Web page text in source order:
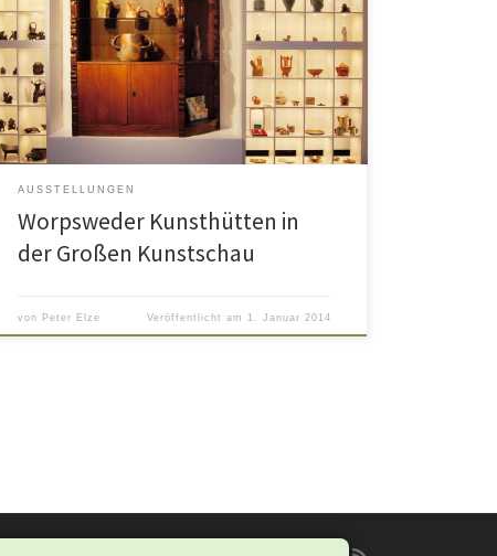
aus den von Bernhard Hoetger 1923 gegründeten
Worpsweder Kunsthütten großen Raum ein. Die
Begründung liegt auf der Hand: Bis zur Übersiedlung
der Werkstätten für diverse Kunsthandwerker 1927
nach Bremen in die Böttcherstraße (Werkstatt „Sieben
Faulen“) entstanden hier […]
AUSSTELLUNGEN
Worpsweder Kunsthütten in
der Großen Kunstschau
von Peter Elze Veröffentlicht am 1. Januar 2014